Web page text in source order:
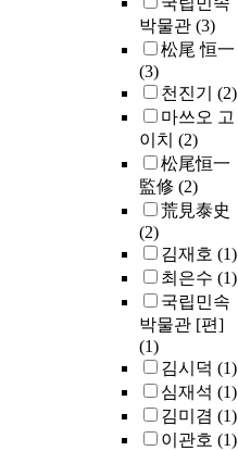
박물관 (3)
松尾 恒一
(3)
천진기 (2)
마쓰오 고
이치 (2)
松尾恒一
監修 (2)
荒見泰史
(2)
김재호 (1)
최은수 (1)
국립민속
박물관 [편]
(1)
김시덕 (1)
심재석 (1)
김미겸 (1)
이관호 (1)